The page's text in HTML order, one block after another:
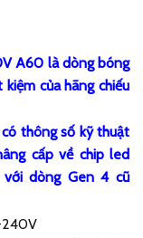
A60 là dòng bóng
của hãng chiếu
thông số kỹ thuật
cấp về chip led
dòng Gen 4 cũ
240V